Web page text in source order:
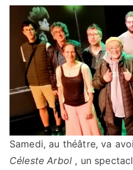
Samedi, au théâtre, va
Céleste Arbol , un